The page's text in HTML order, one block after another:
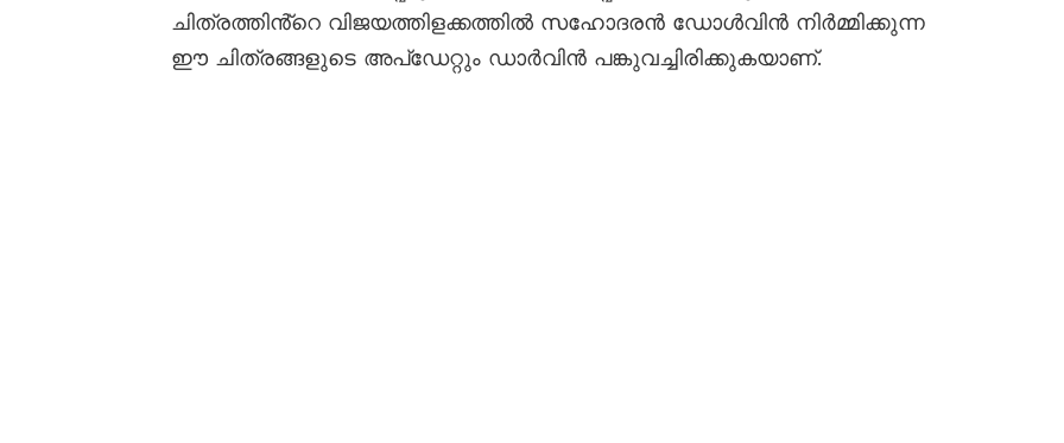
ചിത്രത്തിൻ്റെ വിജയത്തിളക്കത്തിൽ സഹോദരൻ ഡോൾവിൻ നിർമ്മിക്കുന്ന
ഈ ചിത്രങ്ങളുടെ അപ്ഡേറ്റും ഡാർവിൻ പങ്കുവച്ചിരിക്കുകയാണ്.